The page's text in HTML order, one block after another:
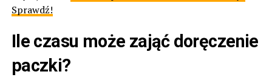
Sprawdź!
Ile czasu może zająć doręczenie
paczki?